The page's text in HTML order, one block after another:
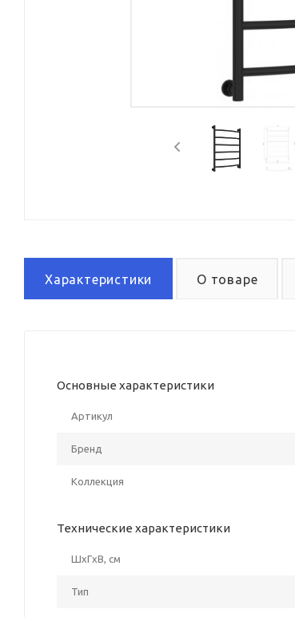
Характеристики О товаре
Основные характеристики
Артикул
Бренд
Коллекция
Технические характеристики
ШxГxВ, см
Тип